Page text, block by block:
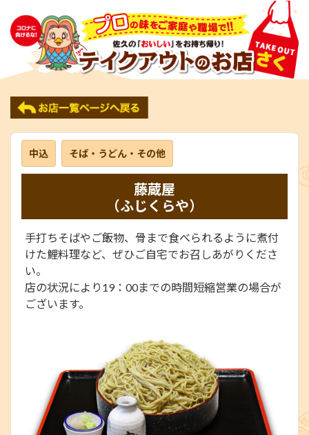
中込 そば・うどん・その他
藤蔵屋
（ふじくらや）
手打ちそばやご飯物、骨まで食べられるように煮付
けた鯉料理など、ぜひご自宅でお召しあがりくださ
い。
店の状況により19：00までの時間短縮営業の場合が
ございます。